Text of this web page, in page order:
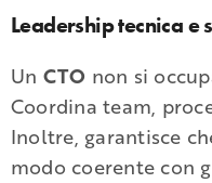
Leadership tecnica
Un CTO non si
Coordina team,
Inoltre, garantisce
modo coerente con